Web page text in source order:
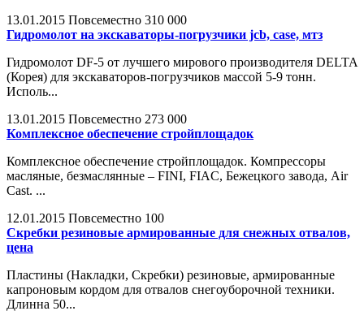
13.01.2015 Повсеместно 310 000
Гидромолот на экскаваторы-погрузчики jcb, case, мтз
Гидромолот DF-5 от лучшего мирового производителя DELTA
(Корея) для экскаваторов-погрузчиков массой 5-9 тонн.
Исполь...
13.01.2015 Повсеместно 273 000
Комплексное обеспечение стройплощадок
Комплексное обеспечение стройплощадок. Компрессоры
масляные, безмаслянные – FINI, FIAC, Бежецкого завода, Air
Cast. ...
12.01.2015 Повсеместно 100
Скребки резиновые армированные для снежных отвалов,
цена
Пластины (Накладки, Скребки) резиновые, армированные
капроновым кордом для отвалов снегоуборочной техники.
Длинна 50...